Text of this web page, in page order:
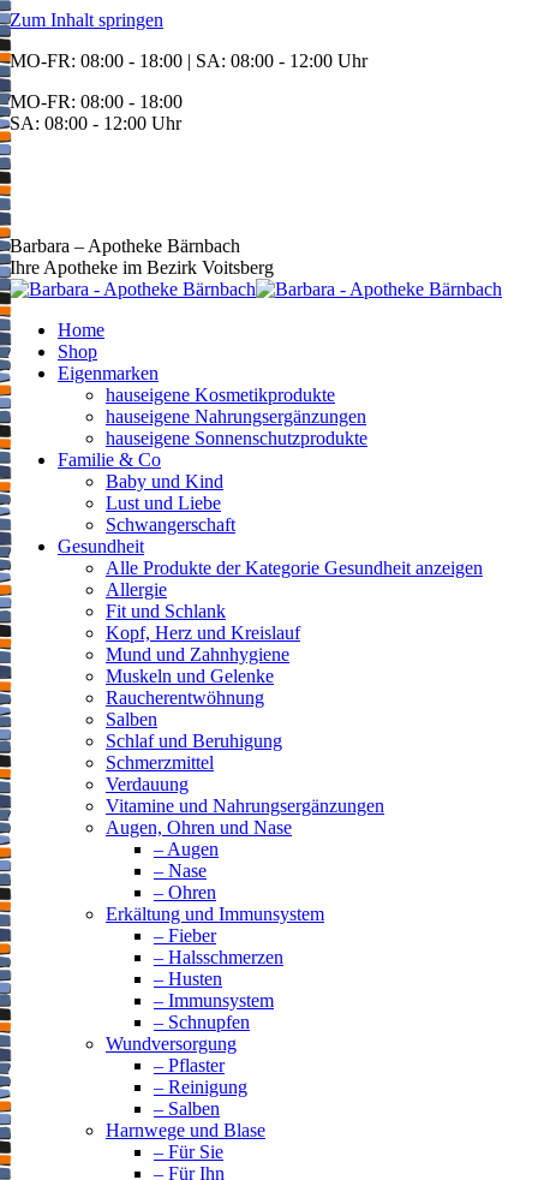
Zum Inhalt springen
MO-FR: 08:00 - 18:00 | SA: 08:00 - 12:00 Uhr
MO-FR: 08:00 - 18:00
SA: 08:00 - 12:00 Uhr
BEREITSCHAFT
+43 3142 62553
Barbara – Apotheke Bärnbach
Ihre Apotheke im Bezirk Voitsberg
Home
Shop
Eigenmarken
hauseigene Kosmetikprodukte
hauseigene Nahrungsergänzungen
hauseigene Sonnenschutzprodukte
Familie & Co
Baby und Kind
Lust und Liebe
Schwangerschaft
Gesundheit
Alle Produkte der Kategorie Gesundheit anzeigen
Allergie
Fit und Schlank
Kopf, Herz und Kreislauf
Mund und Zahnhygiene
Muskeln und Gelenke
Raucherentwöhnung
Salben
Schlaf und Beruhigung
Schmerzmittel
Verdauung
Vitamine und Nahrungsergänzungen
Augen, Ohren und Nase
– Augen
– Nase
– Ohren
Erkältung und Immunsystem
– Fieber
– Halsschmerzen
– Husten
– Immunsystem
– Schnupfen
Wundversorgung
– Pflaster
– Reinigung
– Salben
Harnwege und Blase
– Für Sie
– Für Ihn